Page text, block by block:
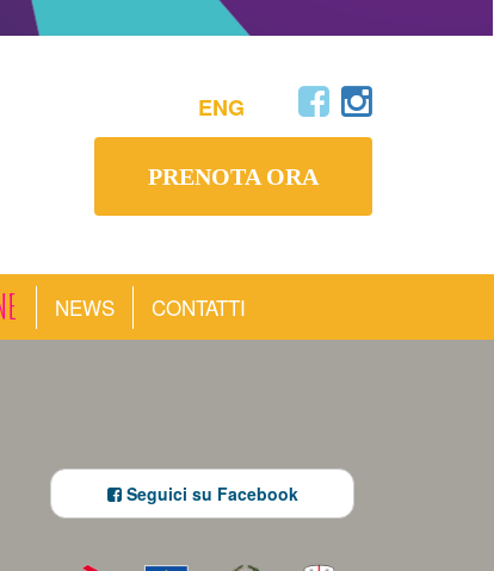
ENG
PRENOTA ORA
NEWS CONTATTI
Seguici su Facebook